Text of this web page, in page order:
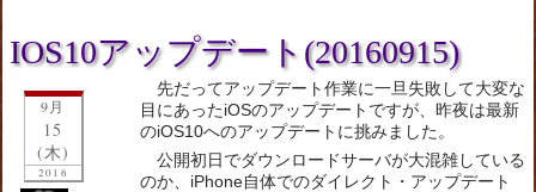
IOS10アップデート(20160915)
9月
15
(木)
2016
先だってアップデート作業に一旦失敗して大変な
目にあったiOSのアップデートですが、昨夜は最新
のiOS10へのアップデートに挑みました。
公開初日でダウンロードサーバが大混雑している
のか、iPhone自体でのダイレクト・アップデート